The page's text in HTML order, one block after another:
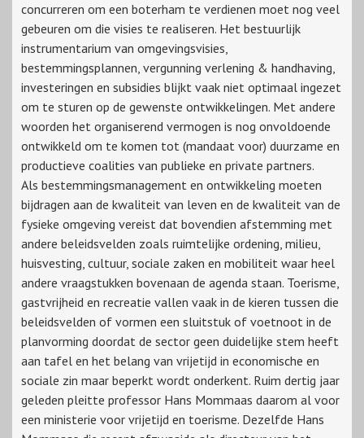
concurreren om een boterham te verdienen moet nog veel
gebeuren om die visies te realiseren. Het bestuurlijk
instrumentarium van omgevingsvisies,
bestemmingsplannen, vergunning verlening & handhaving,
investeringen en subsidies blijkt vaak niet optimaal ingezet
om te sturen op de gewenste ontwikkelingen. Met andere
woorden het organiserend vermogen is nog onvoldoende
ontwikkeld om te komen tot (mandaat voor) duurzame en
productieve coalities van publieke en private partners.
Als bestemmingsmanagement en ontwikkeling moeten
bijdragen aan de kwaliteit van leven en de kwaliteit van de
fysieke omgeving vereist dat bovendien afstemming met
andere beleidsvelden zoals ruimtelijke ordening, milieu,
huisvesting, cultuur, sociale zaken en mobiliteit waar heel
andere vraagstukken bovenaan de agenda staan. Toerisme,
gastvrijheid en recreatie vallen vaak in de kieren tussen die
beleidsvelden of vormen een sluitstuk of voetnoot in de
planvorming doordat de sector geen duidelijke stem heeft
aan tafel en het belang van vrijetijd in economische en
sociale zin maar beperkt wordt onderkent. Ruim dertig jaar
geleden pleitte professor Hans Mommaas daarom al voor
een ministerie voor vrijetijd en toerisme. Dezelfde Hans